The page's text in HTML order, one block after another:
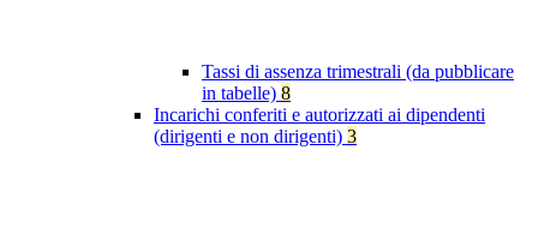
Tassi di assenza trimestrali (da pubblicare
in tabelle) 8
Incarichi conferiti e autorizzati ai dipendenti
(dirigenti e non dirigenti) 3